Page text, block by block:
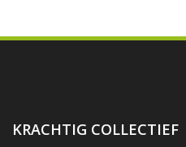
KRACHTIG COLLECTIEF